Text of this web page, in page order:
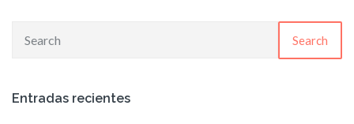
Search
Entradas recientes